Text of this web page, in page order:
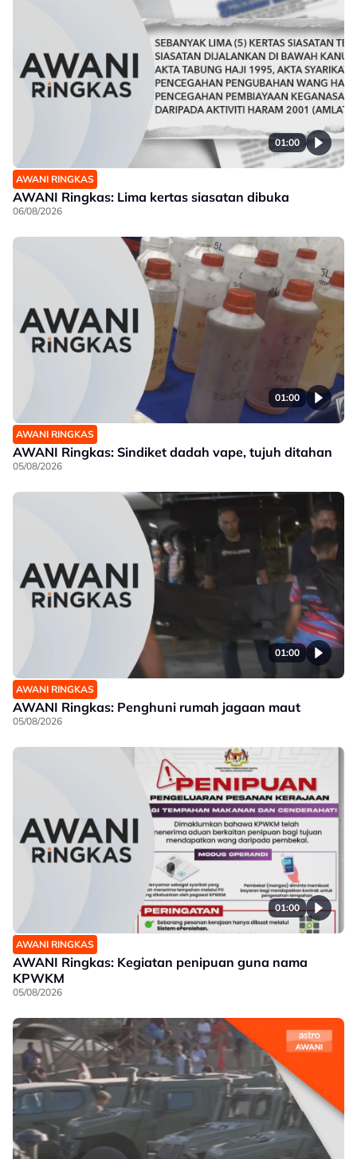
01:00
AWANI RINGKAS
AWANI Ringkas: Lima kertas siasatan dibuka
06/08/2026
01:00
AWANI RINGKAS
AWANI Ringkas: Sindiket dadah vape, tujuh ditahan
05/08/2026
01:00
AWANI RINGKAS
AWANI Ringkas: Penghuni rumah jagaan maut
05/08/2026
01:00
AWANI RINGKAS
AWANI Ringkas: Kegiatan penipuan guna nama
KPWKM
05/08/2026